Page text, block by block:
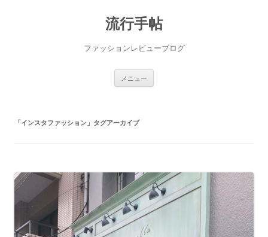
流行手帖
ファッションレビューブログ
メニュー
「インスタファッション 」タグアーカイブ